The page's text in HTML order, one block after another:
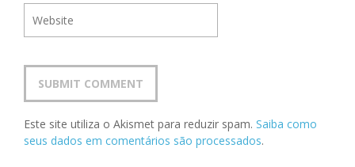
Este site utiliza o Akismet para reduzir spam. Saiba como
seus dados em comentários são processados.